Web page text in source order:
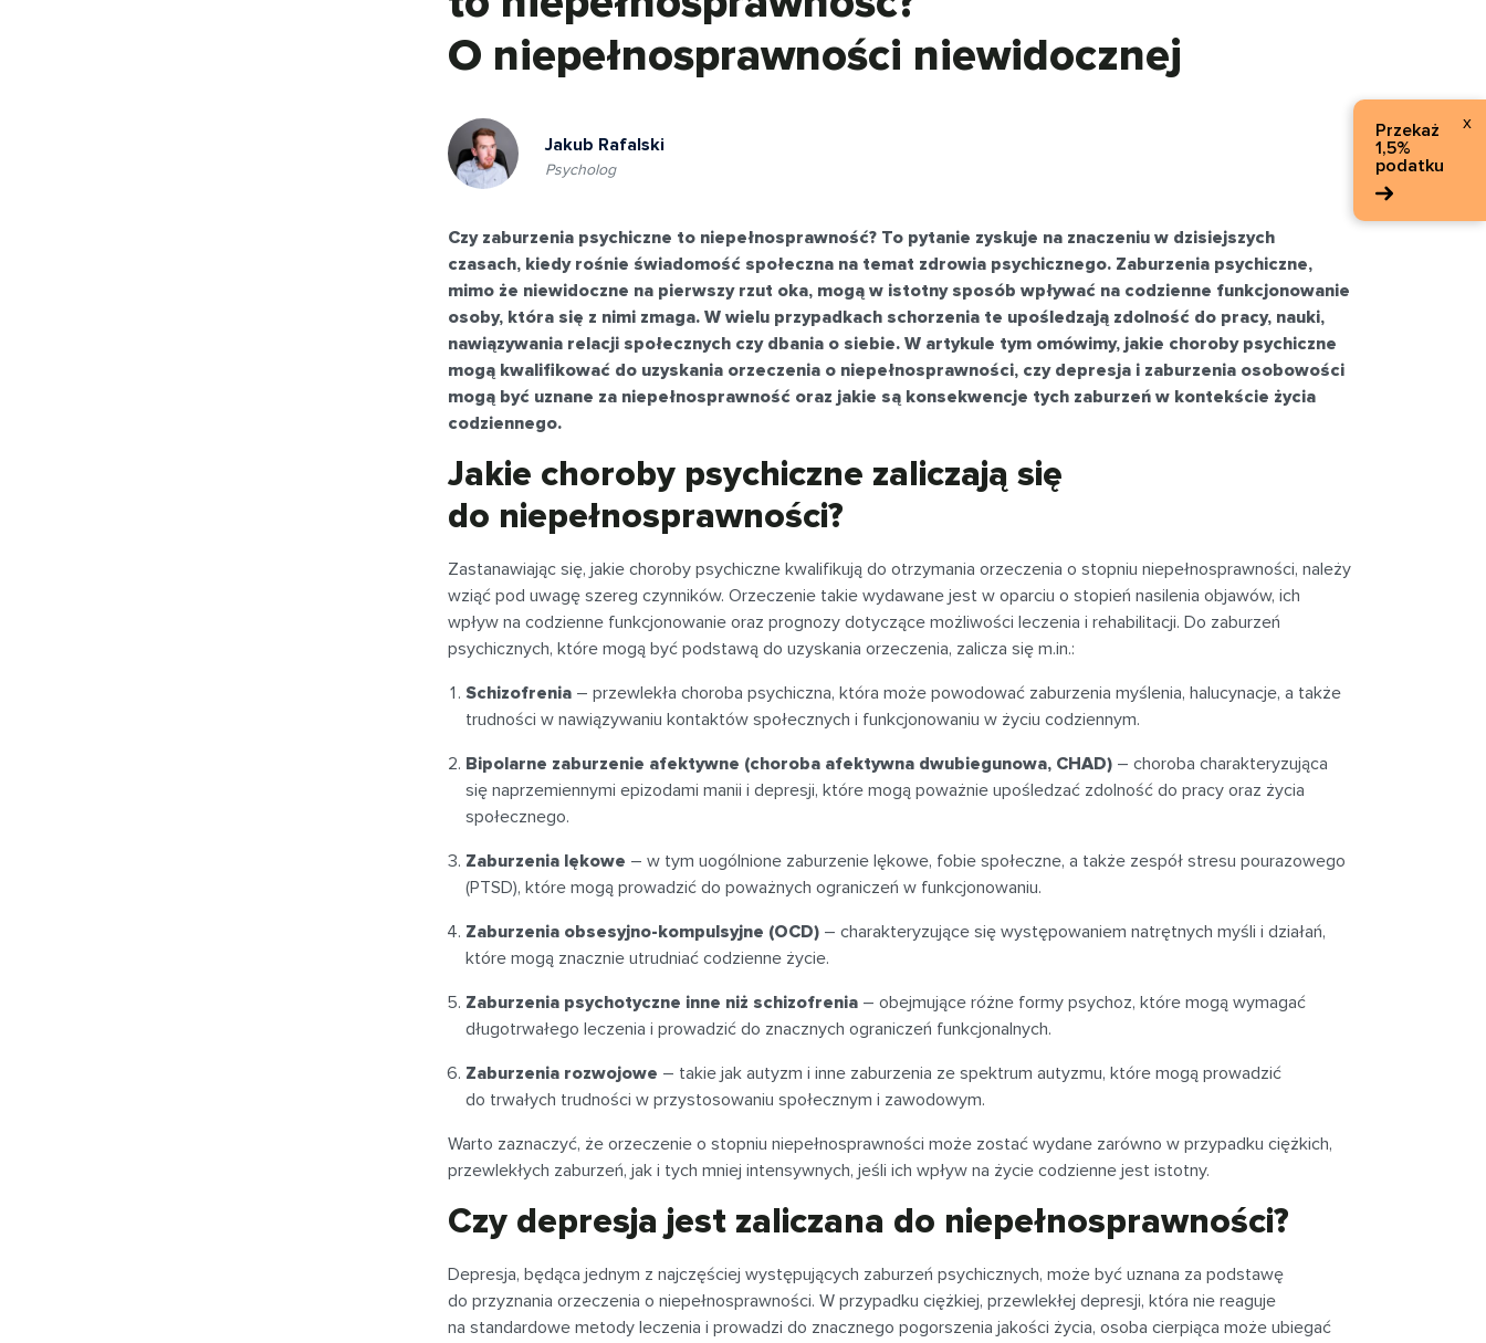
Przekaż
1,5%
podatku
x
O niepełnosprawności niewidocznej
Jakub Rafalski
Psycholog
Czy zaburzenia psychiczne to niepełnosprawność? To pytanie zyskuje na znaczeniu w dzisiejszych
czasach, kiedy rośnie świadomość społeczna na temat zdrowia psychicznego. Zaburzenia psychiczne,
mimo że niewidoczne na pierwszy rzut oka, mogą w istotny sposób wpływać na codzienne funkcjonowanie
osoby, która się z nimi zmaga. W wielu przypadkach schorzenia te upośledzają zdolność do pracy, nauki,
nawiązywania relacji społecznych czy dbania o siebie. W artykule tym omówimy, jakie choroby psychiczne
mogą kwalifikować do uzyskania orzeczenia o niepełnosprawności, czy depresja i zaburzenia osobowości
mogą być uznane za niepełnosprawność oraz jakie są konsekwencje tych zaburzeń w kontekście życia
codziennego.
Jakie choroby psychiczne zaliczają się
do niepełnosprawności?
Zastanawiając się, jakie choroby psychiczne kwalifikują do otrzymania orzeczenia o stopniu niepełnosprawności, należy
wziąć pod uwagę szereg czynników. Orzeczenie takie wydawane jest w oparciu o stopień nasilenia objawów, ich
wpływ na codzienne funkcjonowanie oraz prognozy dotyczące możliwości leczenia i rehabilitacji. Do zaburzeń
psychicznych, które mogą być podstawą do uzyskania orzeczenia, zalicza się m.in.:
Schizofrenia – przewlekła choroba psychiczna, która może powodować zaburzenia myślenia, halucynacje, a także
trudności w nawiązywaniu kontaktów społecznych i funkcjonowaniu w życiu codziennym.
Bipolarne zaburzenie afektywne (choroba afektywna dwubiegunowa, CHAD) – choroba charakteryzująca
się naprzemiennymi epizodami manii i depresji, które mogą poważnie upośledzać zdolność do pracy oraz życia
społecznego.
Zaburzenia lękowe – w tym uogólnione zaburzenie lękowe, fobie społeczne, a także zespół stresu pourazowego
(PTSD), które mogą prowadzić do poważnych ograniczeń w funkcjonowaniu.
Zaburzenia obsesyjno-kompulsyjne (OCD) – charakteryzujące się występowaniem natrętnych myśli i działań,
które mogą znacznie utrudniać codzienne życie.
Zaburzenia psychotyczne inne niż schizofrenia – obejmujące różne formy psychoz, które mogą wymagać
długotrwałego leczenia i prowadzić do znacznych ograniczeń funkcjonalnych.
Zaburzenia rozwojowe – takie jak autyzm i inne zaburzenia ze spektrum autyzmu, które mogą prowadzić
do trwałych trudności w przystosowaniu społecznym i zawodowym.
Warto zaznaczyć, że orzeczenie o stopniu niepełnosprawności może zostać wydane zarówno w przypadku ciężkich,
przewlekłych zaburzeń, jak i tych mniej intensywnych, jeśli ich wpływ na życie codzienne jest istotny.
Czy depresja jest zaliczana do niepełnosprawności?
Depresja, będąca jednym z najczęściej występujących zaburzeń psychicznych, może być uznana za podstawę
do przyznania orzeczenia o niepełnosprawności. W przypadku ciężkiej, przewlekłej depresji, która nie reaguje
na standardowe metody leczenia i prowadzi do znacznego pogorszenia jakości życia, osoba cierpiąca może ubiegać